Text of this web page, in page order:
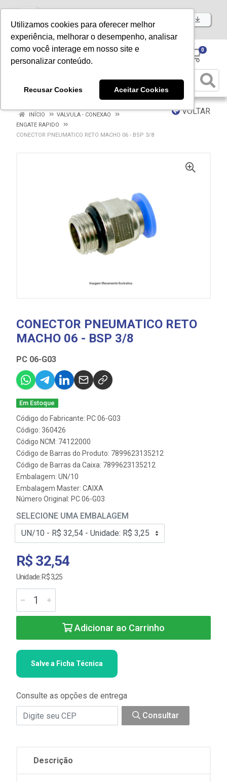
Utilizamos cookies para oferecer melhor
experiência, melhorar o desempenho, analisar
como você interage em nosso site e
personalizar conteúdo.
Recusar Cookies Aceitar Cookies
Baixe já nosso APP
0
VOLTAR
INÍCIO
VALVULA - CONEXAO
ENGATE RAPIDO
CONECTOR PNEUMATICO RETO MACHO 06 - BSP 3/8
CONECTOR PNEUMATICO RETO
MACHO 06 - BSP 3/8
PC 06-G03
Em Estoque
Código do Fabricante: PC 06-G03
Código: 360426
Código NCM: 74122000
Código de Barras do Produto: 7899623135212
Código de Barras da Caixa: 7899623135212
Embalagem: UN/10
Embalagem Master: CAIXA
Número Original: PC 06-G03
SELECIONE UMA EMBALAGEM
R$ 32,54
Unidade: R$ 3,25
Adicionar ao Carrinho
Salve a Ficha Técnica
Consulte as opções de entrega
Consultar
Descrição